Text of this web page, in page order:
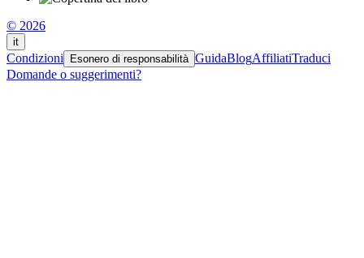
© 2026
it
Condizioni Esonero di responsabilità GuidaBlogAffiliatiTraduci
Domande o suggerimenti?